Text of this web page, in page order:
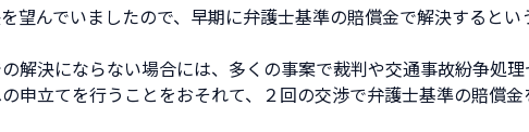
望んでいましたので、早期に弁護士基準の賠償金で解決するとい
解決にならない場合には、多くの事案で裁判や交通事故紛争処
申立てを行うことをおそれて、２回の交渉で弁護士基準の賠償金